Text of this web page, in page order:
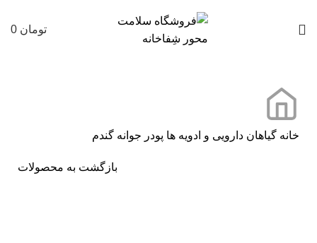
تومان
خانه گیاهان دارویی و ادویه ها پودر جوانه گندم
بازگشت به محصولات